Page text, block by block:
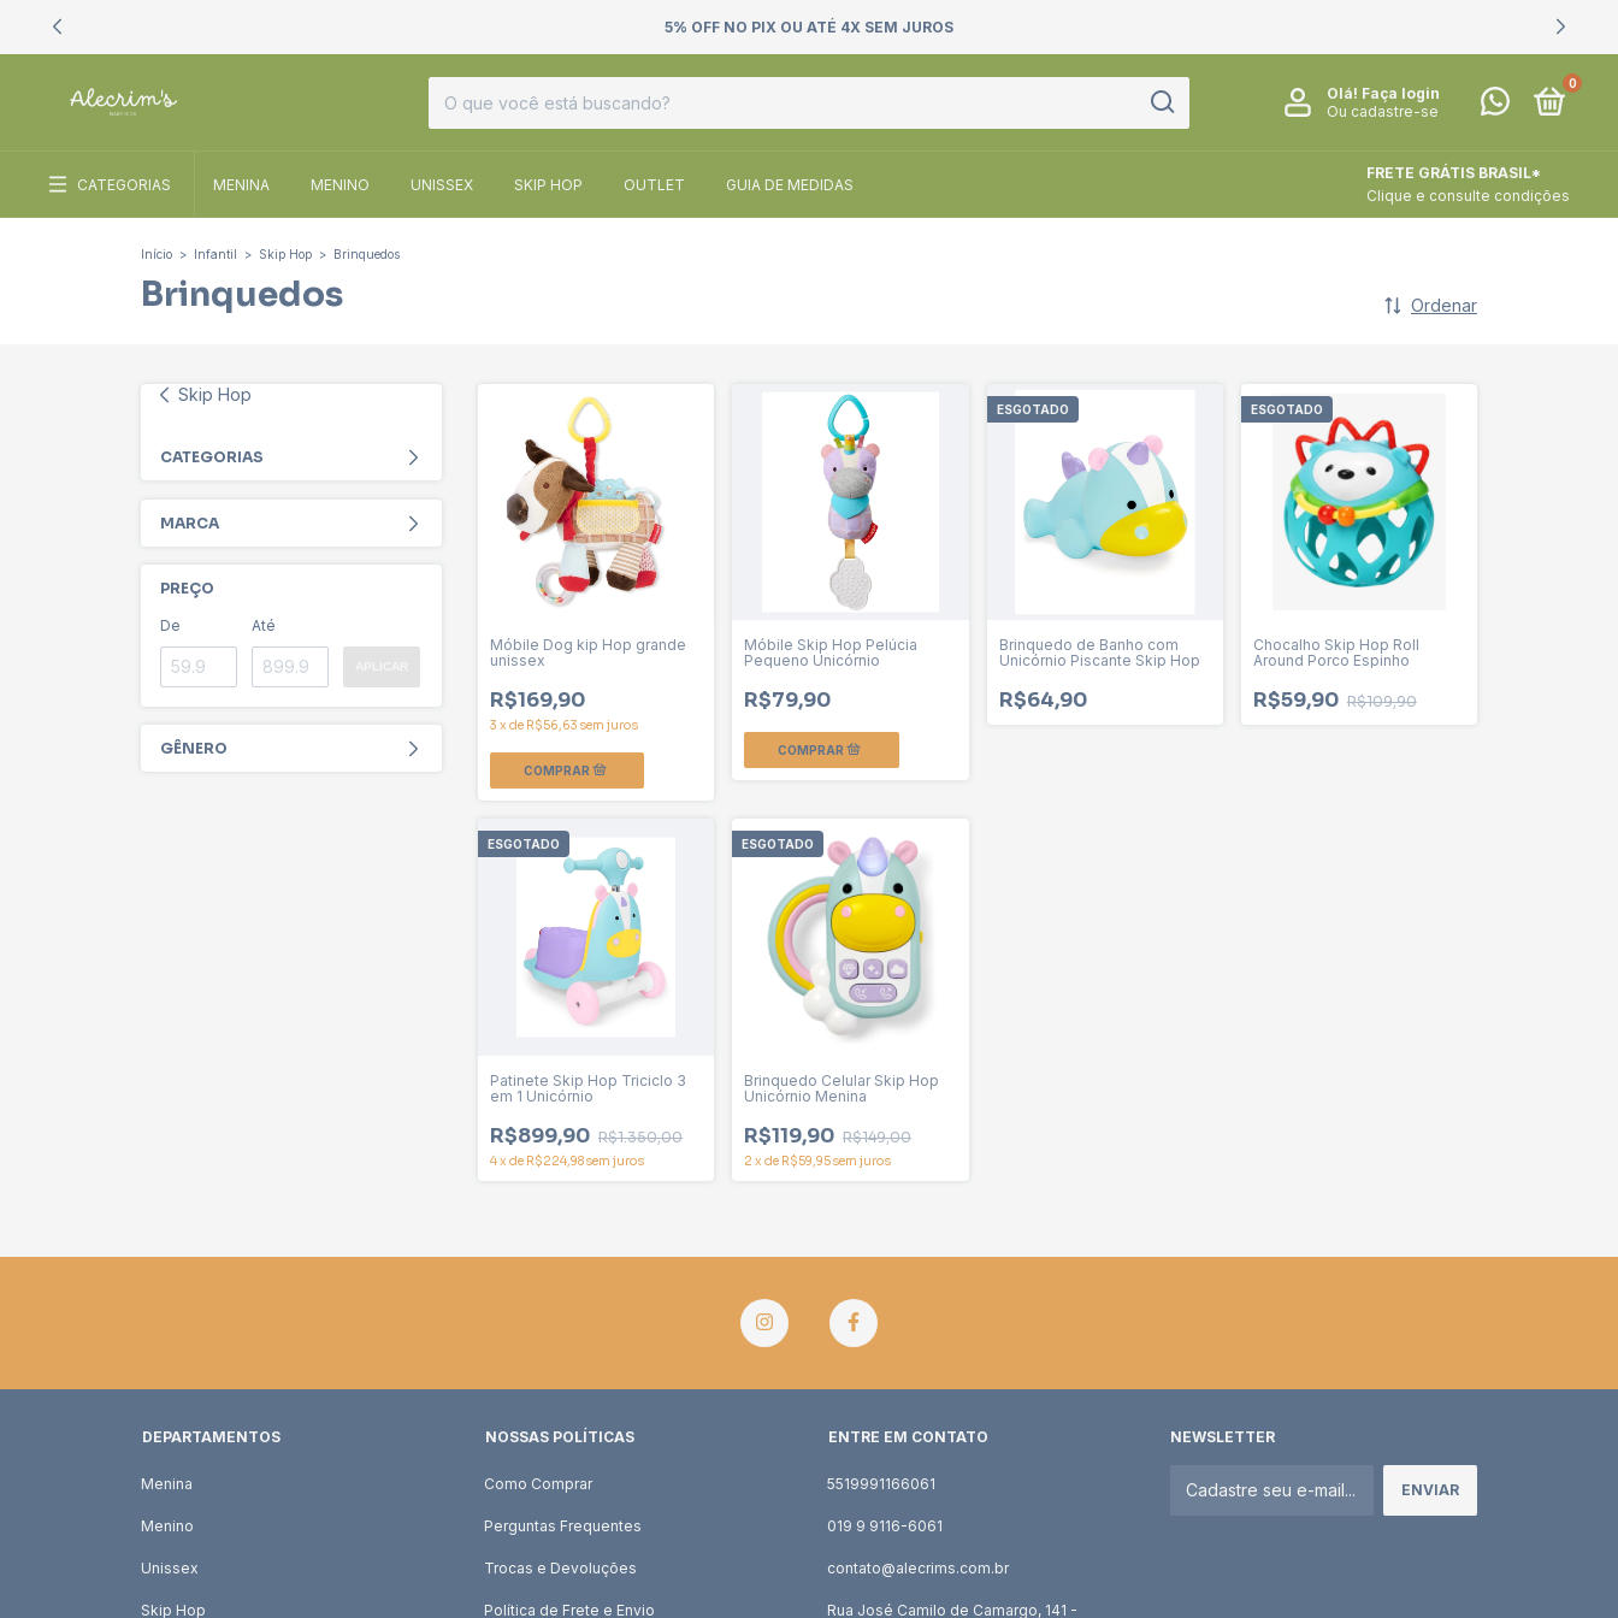
5% OFF NO PIX OU ATÉ 4X SEM JUROS
Olá! Faça login
Ou cadastre-se
0
CATEGORIAS MENINA MENINO UNISSEX SKIP HOP OUTLET GUIA DE MEDIDAS
FRETE GRÁTIS BRASIL*
Clique e consulte condições
Início > Infantil > Skip Hop > Brinquedos
Brinquedos Ordenar
Skip Hop
CATEGORIAS
MARCA
PREÇO
De Até
GÊNERO
Móbile Dog kip Hop grande
unissex
R$169,90
3 x de R$56,63 sem juros
Móbile Skip Hop Pelúcia
Pequeno Unicórnio
R$79,90
ESGOTADO
Brinquedo de Banho com
Unicórnio Piscante Skip Hop
R$64,90
ESGOTADO
Chocalho Skip Hop Roll
Around Porco Espinho
R$59,90 R$109,90
ESGOTADO
Patinete Skip Hop Triciclo 3
em 1 Unicórnio
R$899,90 R$1.350,00
4x de R$224,98sem juros
ESGOTADO
Brinquedo Celular Skip Hop
Unicórnio Menina
R$119,90 R$149,00
2 xde R$59,95sem juros
DEPARTAMENTOS
Menina
Menino
Unissex
Skip Hop
NOSSAS POLÍTICAS
Como Comprar
Perguntas Frequentes
Trocas e Devoluções
Política de Frete e Envio
ENTRE EM CONTATO
5519991166061
019 9 9116-6061
contato@alecrims.com.br
Rua José Camilo de Camargo, 141 -
NEWSLETTER